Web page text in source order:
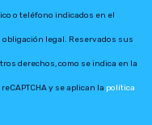
o teléfono indicados en el
legal. Reservados sus
derechos, como se indica en la
y se aplican la política